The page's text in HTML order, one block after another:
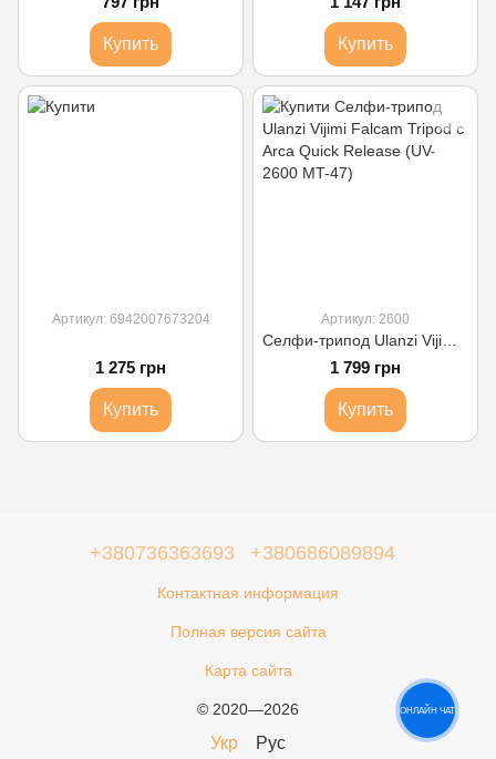
Купить Купить
Артикул: 6942007673204
1 275 грн
Купить
Артикул: 2600
1 799 грн
Купить
+380736363693 +380686089894
Контактная информация
Полная версия сайта
Карта сайта
© 2020—2026
Укр Рус
ОНЛАЙН ЧАТ